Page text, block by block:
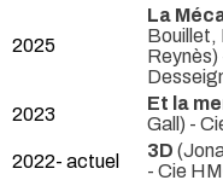
2025
La
Bouillet,
Reynès)
2023
Et la
Gall) -
2022- actuel
3D
- Cie